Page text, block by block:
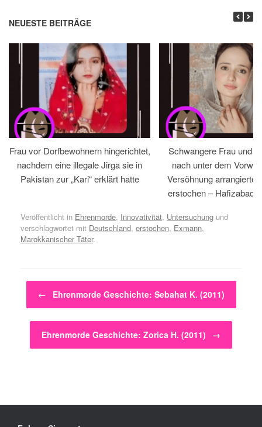
NEUESTE BEITRÄGE
Frau vor Dorfbewohnern hingerichtet,
nachdem eine illegale Jirga sie in
Pakistan zur „Kari“ erklärt hatte
Schwangere Frau und
nach unter dem
Versöhnung
erstochen – Hafizabad,
Veröffentlicht in Ehrenmorde, Innovativität, Untersuchung und
verschlagwortet mit Deutschland, erstochen, Exmann,
Marokkanischer Täter.
Beitragsnavigation
← Ehrenmorde Geschichte: Sebahat K. (2011)
Ehrenmorde Geschichte: Zorica H. (2011) →